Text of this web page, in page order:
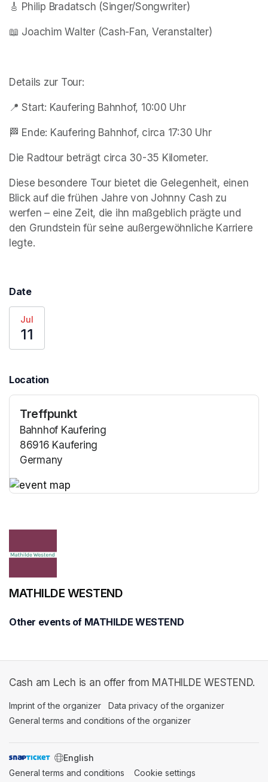
🎸 Philip Bradatsch (Singer/Songwriter)
📖 Joachim Walter (Cash-Fan, Veranstalter)
Details zur Tour:
📍 Start: Kaufering Bahnhof, 10:00 Uhr
🏁 Ende: Kaufering Bahnhof, circa 17:30 Uhr
Die Radtour beträgt circa 30-35 Kilometer.
Diese besondere Tour bietet die Gelegenheit, einen
Blick auf die frühen Jahre von Johnny Cash zu
werfen – eine Zeit, die ihn maßgeblich prägte und
den Grundstein für seine außergewöhnliche Karriere
legte.
Date
Jul
11
Location
Treffpunkt
Bahnhof Kaufering
86916 Kaufering
Germany
MATHILDE WESTEND
Other events of MATHILDE WESTEND
Cash am Lech is an offer from MATHILDE WESTEND.
Imprint of the organizer (opens in a new tab)
Data privacy of the organizer
General terms and conditions of the organizer
SWITCH LANGUAGE
General terms and conditions (opens in a new tab)
Cookie settings